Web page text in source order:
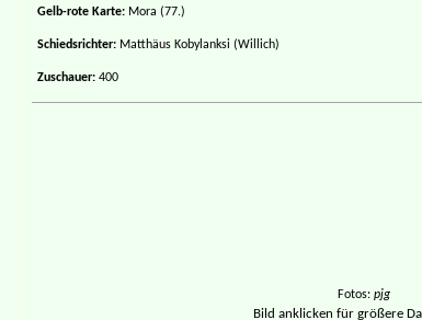
Gelb-rote Karte: Mora (77.)
Schiedsrichter: Matthäus Kobylanksi (Willich)
Zuschauer: 400
Fotos: pjg
Bild anklicken für größere